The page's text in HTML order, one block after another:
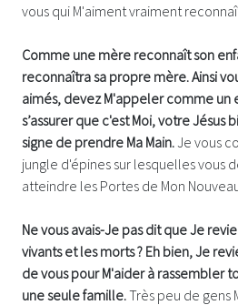
vous qui M'aiment vraiment
Comme une mère reconnaît son
reconnaîtra sa propre mère. Ainsi
aimés, devez M'appeler comme un
s’assurer que c'est Moi, votre Jésus
signe de prendre Ma Main.Je vous
jungle d'épines sur lesquelles vous
atteindre les Portes de Mon
Ne vous avais-Je pas dit que Je
vivants et les morts ? Eh bien, Je
de vous pour M'aider à rassembler
une seule famille.Très peu de gens